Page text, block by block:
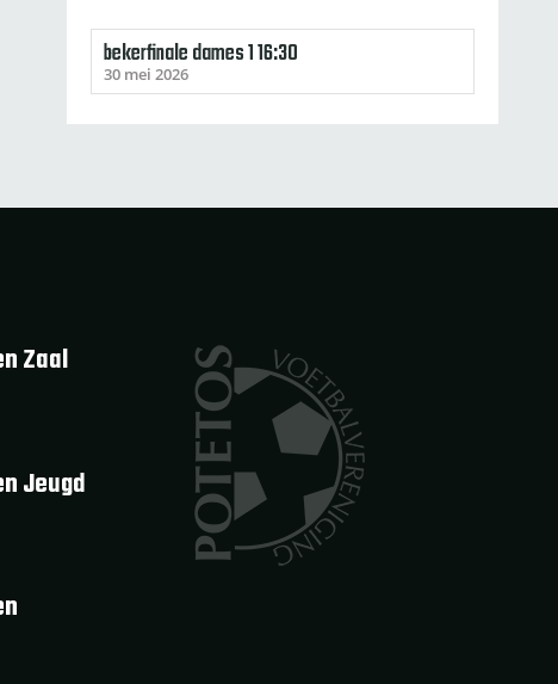
bekerfinale dames 1 16:30
30 mei 2026
Zaal
Jeugd